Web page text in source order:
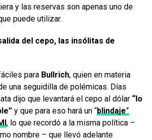
y las reservas son apenas uno de
puede utilizar.
del cepo, las insólitas de
para Bullrich, quien en materia
una seguidilla de polémicas. Días
dijo que levantará el cepo al dólar “lo
y que para eso hará un “blindaje”
, lo que recordó a la misma política –
nombre – que llevó adelante